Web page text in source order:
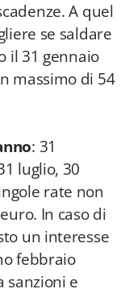
A quel
se saldare
il 31 gennaio
massimo di 54
: 31
luglio, 30
rate non
In caso di
un interesse
febbraio
sanzioni e